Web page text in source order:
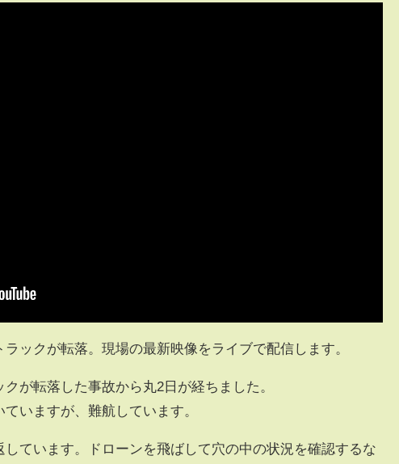
ックが転落。現場の最新映像をライブで配信します。
が転落した事故から丸2日が経ちました。
いますが、難航しています。
ています。ドローンを飛ばして穴の中の状況を確認するな